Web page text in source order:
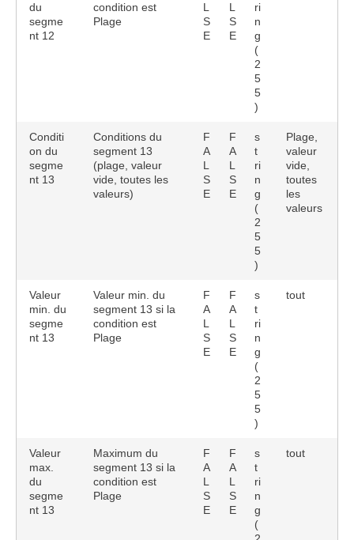
du
segme
nt 12
condition est
Plage
L
S
E
L
S
E
ri
n
g
(
2
5
5
)
Conditi
on du
segme
nt 13
Conditions du
segment 13
(plage, valeur
vide, toutes les
valeurs)
F
A
L
S
E
F
A
L
S
E
s
t
ri
n
g
(
2
5
5
)
Plage,
valeur
vide,
toutes
les
valeurs
Valeur
min. du
segme
nt 13
Valeur min. du
segment 13 si la
condition est
Plage
F
A
L
S
E
F
A
L
S
E
s
t
ri
n
g
(
2
5
5
)
tout
Valeur
max.
du
segme
nt 13
Maximum du
segment 13 si la
condition est
Plage
F
A
L
S
E
F
A
L
S
E
s
t
ri
n
g
(
tout